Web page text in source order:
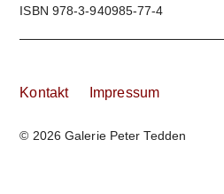
ISBN 978-3-940985-77-4
Kontakt Impressum
© 2026 Galerie Peter Tedden